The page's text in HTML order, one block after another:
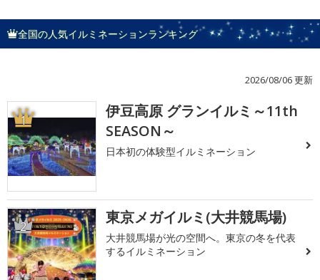
全国の人気イルミネーションランキング
2026/08/06 更新
1
伊豆高原 グランイルミ～11th
SEASON～
日本初の体験型イルミネーション
2 東京メガイルミ(大井競馬場)
大井競馬場が光の空間へ。東京の冬を代表
するイルミネーション